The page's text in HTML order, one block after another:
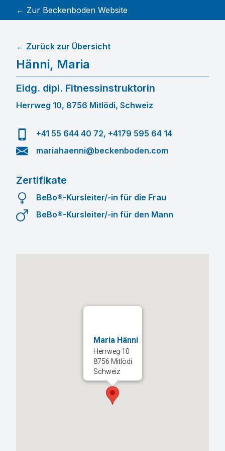
← Zur Beckenboden Website
Hänni, Maria
← Zurück zur Übersicht
Eidg. dipl. Fitnessinstruktorin
Herrweg 10, 8756 Mitlödi, Schweiz
+41 55 644 40 72, +4179 595 64 14
mariahaenni@beckenboden.com
Zertifikate
BeBo®-Kursleiter/-in für die Frau
BeBo®-Kursleiter/-in für den Mann
Maria Hänni
Herrweg 10
8756 Mitlödi
Schweiz